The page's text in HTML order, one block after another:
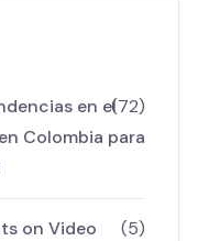
en el
Colombia para
(72)
on Video
(5)